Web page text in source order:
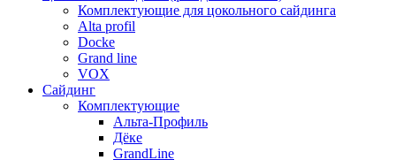
Комплектующие для цокольного сайдинга
Alta profil
Docke
Grand line
VOX
Сайдинг
Комплектующие
Альта-Профиль
Дёке
GrandLine